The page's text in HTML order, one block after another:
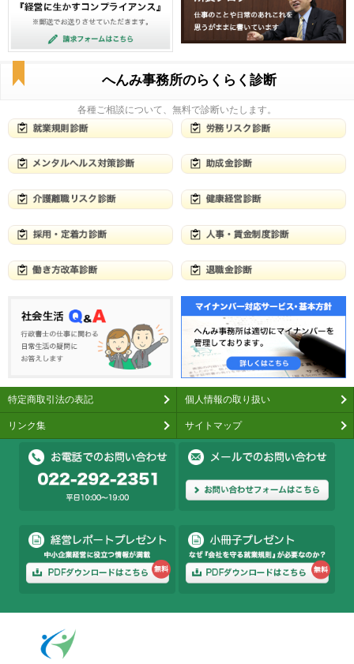
へんみ事務所のらくらく診断
各種ご相談について、無料で診断いたします。
特定商取引法の表記 個人情報の取り扱い
リンク集 サイトマップ